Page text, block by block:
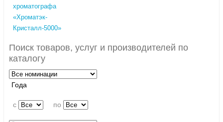
хроматографа
«Хроматэк-
Кристалл-5000»
Поиск товаров, услуг и производителей по
каталогу
Года
c по